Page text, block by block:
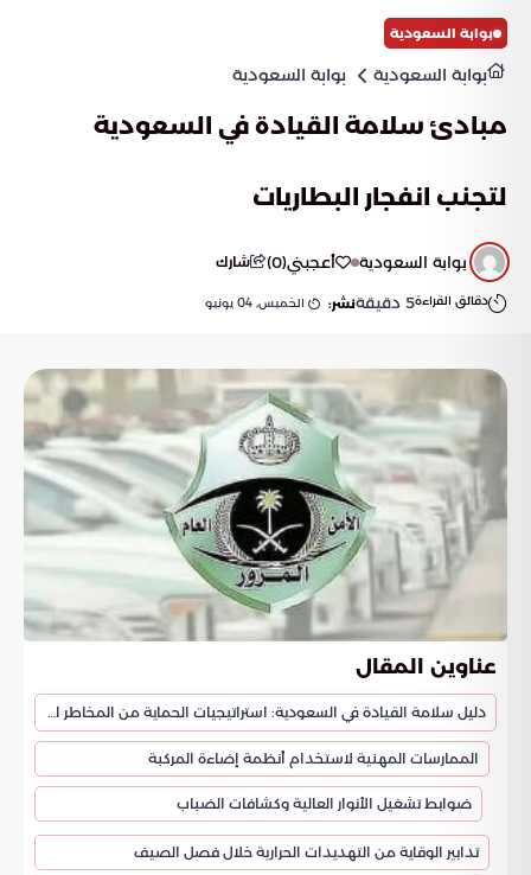
بوابة السعودية
بوابة السعودية بوابة السعودية
مبادئ سلامة القيادة في السعودية
لتجنب انفجار البطاريات
بوابة السعودية أعجبني(
0
) شارك
دقائق القراءة5 دقيقةنشر: الخميس, 04 يونيو
عناوين المقال
دليل سلامة القيادة في السعودية: استراتيجيات الحماية من المخاطر المرورية والبيئية
الممارسات المهنية لاستخدام أنظمة إضاءة المركبة
ضوابط تشغيل الأنوار العالية وكشافات الضباب
تدابير الوقاية من التهديدات الحرارية خلال فصل الصيف